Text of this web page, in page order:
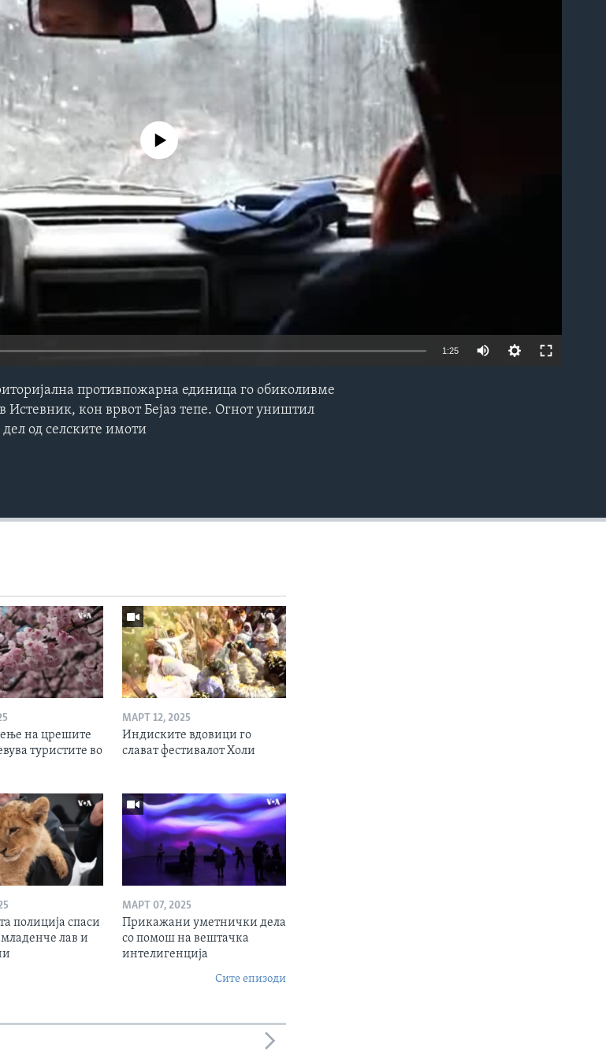
No media source currently available
1:25
противпожарна единица го обиколивме
Истевник, кон врвот Бејаз тепе. Огнот уништил
од селските имоти
на црешите
туристите во
МАРТ 12, 2025
Индиските вдовици го
слават фестивалот Холи
полиција спаси
лав и
МАРТ 07, 2025
Прикажани уметнички дела
со помош на вештачка
интелигенција
Сите епизоди